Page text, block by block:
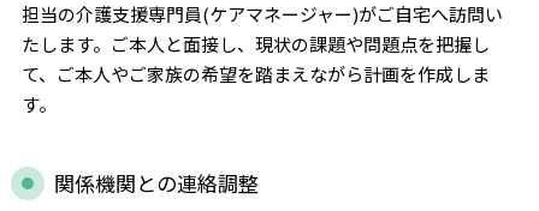
担当の介護支援専門員(ケアマネージャー)がご自宅へ訪問い
たします。ご本人と面接し、現状の課題や問題点を把握し
て、ご本人やご家族の希望を踏まえながら計画を作成しま
す。
関係機関との連絡調整